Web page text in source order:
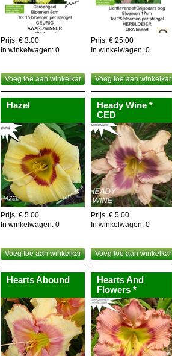
Prijs: € 3.00
In winkelwagen: 0
Voeg toe aan winkelkar
Prijs: € 25.00
In winkelwagen: 0
Voeg toe aan winkelkar
Hazel
Prijs: € 5.00
In winkelwagen: 0
Voeg toe aan winkelkar
Heady Wine *
CED
Prijs: € 5.00
In winkelwagen: 0
Voeg toe aan winkelkar
Hearts Abound
Hearts And
Flowers *